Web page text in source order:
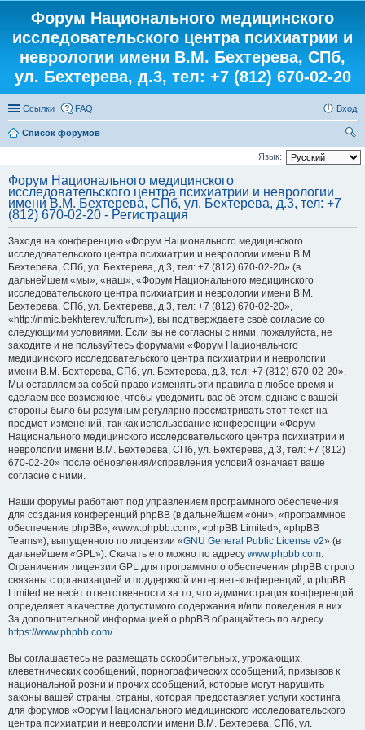
Форум Национального медицинского
исследовательского центра психиатрии и
неврологии имени В.М. Бехтерева, СПб,
ул. Бехтерева, д.3, тел: +7 (812) 670-02-20
Ссылки FAQ Вход
Список форумов
ои
Язык:
Форум Национального медицинского
исследовательского центра психиатрии и неврологии
имени В.М. Бехтерева, СПб, ул. Бехтерева, д.3, тел: +7
(812) 670-02-20 - Регистрация
Заходя на конференцию «Форум Национального медицинского
исследовательского центра психиатрии и неврологии имени В.М.
Бехтерева, СПб, ул. Бехтерева, д.3, тел: +7 (812) 670-02-20» (в
дальнейшем «мы», «наш», «Форум Национального медицинского
исследовательского центра психиатрии и неврологии имени В.М.
Бехтерева, СПб, ул. Бехтерева, д.3, тел: +7 (812) 670-02-20»,
«http://nmic.bekhterev.ru/forum»), вы подтверждаете своё согласие со
следующими условиями. Если вы не согласны с ними, пожалуйста, не
заходите и не пользуйтесь форумами «Форум Национального
медицинского исследовательского центра психиатрии и неврологии
имени В.М. Бехтерева, СПб, ул. Бехтерева, д.3, тел: +7 (812) 670-02-20».
Мы оставляем за собой право изменять эти правила в любое время и
сделаем всё возможное, чтобы уведомить вас об этом, однако с вашей
стороны было бы разумным регулярно просматривать этот текст на
предмет изменений, так как использование конференции «Форум
Национального медицинского исследовательского центра психиатрии и
неврологии имени В.М. Бехтерева, СПб, ул. Бехтерева, д.3, тел: +7 (812)
670-02-20» после обновления/исправления условий означает ваше
согласие с ними.
Наши форумы работают под управлением программного обеспечения
для создания конференций phpBB (в дальнейшем «они», «программное
обеспечение phpBB», «www.phpbb.com», «phpBB Limited», «phpBB
Teams»), выпущенного по лицензии «GNU General Public License v2» (в
дальнейшем «GPL»). Скачать его можно по адресу www.phpbb.com.
Ограничения лицензии GPL для программного обеспечения phpBB строго
связаны с организацией и поддержкой интернет-конференций, и phpBB
Limited не несёт ответственности за то, что администрация конференций
определяет в качестве допустимого содержания и/или поведения в них.
За дополнительной информацией о phpBB обращайтесь по адресу
https://www.phpbb.com/.
Вы соглашаетесь не размещать оскорбительных, угрожающих,
клеветнических сообщений, порнографических сообщений, призывов к
национальной розни и прочих сообщений, которые могут нарушить
законы вашей страны, страны, которая предоставляет услуги хостинга
для форумов «Форум Национального медицинского исследовательского
центра психиатрии и неврологии имени В.М. Бехтерева, СПб, ул.